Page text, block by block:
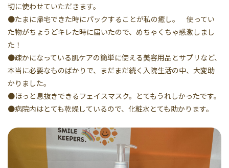
切に使わせていただきます。
●たまに帰宅できた時にパックすることが私の癒し。 使ってい
た物がちょうどキレた時に届いたので、めちゃくちゃ感激しまし
た！
●疎かになっている肌ケアの簡単に使える美容用品とサプリなど、
本当に必要なものばかりで、まだまだ続く入院生活の中、大変助
かりました。
●ほっと息抜きできるフェイスマスク。とてもうれしかったです。
●病院内はとても乾燥しているので、化粧水とても助かります。